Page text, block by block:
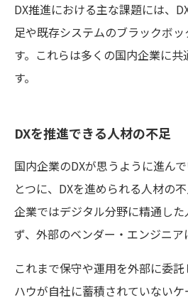
DX推進における主な課題には、
足や既存システムのブラックボ
す。これらは多くの国内企業に
す。
DXを推進できる人材の不足
国内企業のDXが思うように進ん
とつに、DXを進められる人材の
企業ではデジタル分野に精通し
ず、外部のベンダー・エンジニア
これまで保守や運用を外部に委
ハウが自社に蓄積されていないケ